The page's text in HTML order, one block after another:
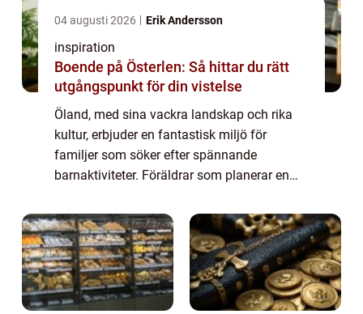
04 augusti 2026 Erik Andersson
inspiration
Boende på Österlen: Så hittar du rätt
utgångspunkt för din vistelse
Öland, med sina vackra landskap och rika
kultur, erbjuder en fantastisk miljö för
familjer som söker efter spännande
barnaktiviteter. Föräldrar som planerar en